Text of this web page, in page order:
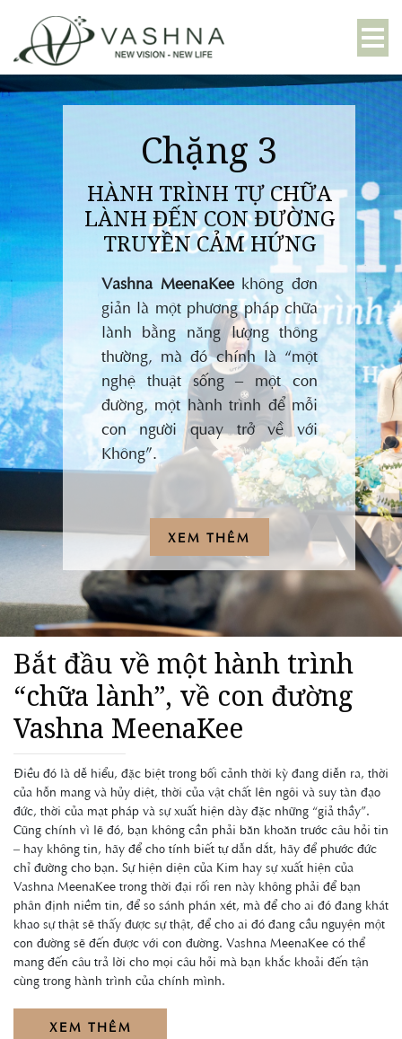
Chặng 3
HÀNH TRÌNH TỰ CHỮA
LÀNH ĐẾN CON ĐƯỜNG
TRUYỀN CẢM HỨNG
Vashna MeenaKeekhông đơn
giản là một phương pháp chữa
lành bằng năng lượng thông
thường, mà đó chính là “một
nghệ thuật sống – một con
đường, một hành trình để mỗi
con người quay trở về với
Không”.
XEM THÊM
Bắt đầu về một hành trình
“chữa lành”, về con đường
Vashna MeenaKee
Điều đó là dễ hiểu, đặc biệt trong bối cảnh thời kỳ đang diễn ra, thời
của hỗn mang và hủy diệt, thời của vật chất lên ngôi và suy tàn đạo
đức, thời của mạt pháp và sự xuất hiện dày đặc những “giả thầy”.
Cũng chính vì lẽ đó, bạn không cần phải băn khoăn trước câu hỏi tin
– hay không tin, hãy để cho tính biết tự dẫn dắt, hãy để phước đức
chỉ đường cho bạn. Sự hiện diện của Kim hay sự xuất hiện của
Vashna MeenaKee trong thời đại rối ren này không phải để bạn
phân định niềm tin, để so sánh phán xét, mà để cho ai đó đang khát
khao sự thật sẽ thấy được sự thật, để cho ai đó đang cầu nguyện một
con đường sẽ đến được với con đường. Vashna MeenaKee có thể
mang đến câu trả lời cho mọi câu hỏi mà bạn khắc khoải đến tận
cùng trong hành trình của chính mình.
XEM THÊM